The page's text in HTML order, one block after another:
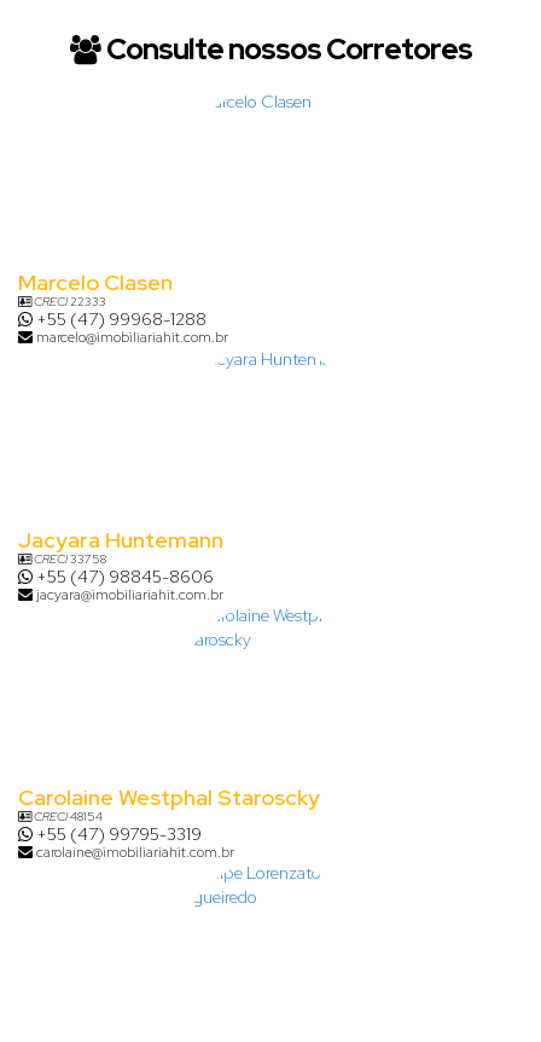
Consulte nossos Corretores
Marcelo Clasen
CRECI22333
+55 (47) 99968-1288
marcelo@imobiliariahit.com.br
Jacyara Huntemann
CRECI33758
+55 (47) 98845-8606
jacyara@imobiliariahit.com.br
Carolaine Westphal Staroscky
CRECI48154
+55 (47) 99795-3319
carolaine@imobiliariahit.com.br